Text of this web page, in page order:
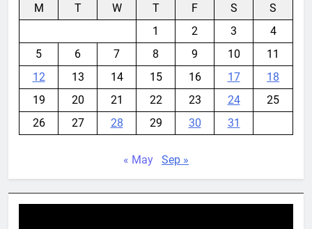
M T W T F S
S
1
2 3
4
5
6 7 8 9 10
11
12
13 14 15 16 17
18
19
20 21 22 23 24
25
26
27 28 29 30 31
« May Sep »